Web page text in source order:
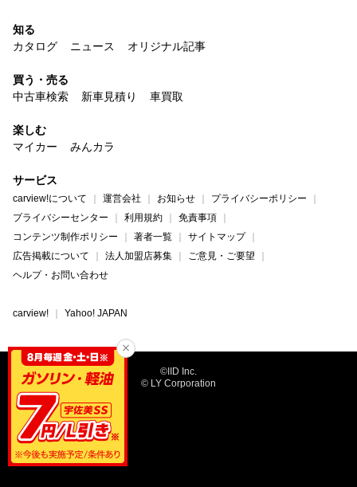
知る
カタログ
ニュース オリジナル記事
買う・売る
中古車検索
新車見積り 車買取
楽しむ
マイカー
みんカラ
サービス
carview!について 運営会社 お知らせ
プライバシーポリシー
プライバシーセンター
利用規約
免責事項
コンテンツ制作ポリシー
著者一覧
サイトマップ
広告掲載について
法人加盟店募集
ご意見・ご要望
ヘルプ・お問い合わせ
carview! Yahoo! JAPAN
©IID Inc.
© LY Corporation